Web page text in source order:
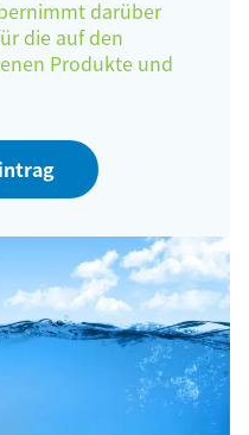
darüber
die auf den
Produkte und